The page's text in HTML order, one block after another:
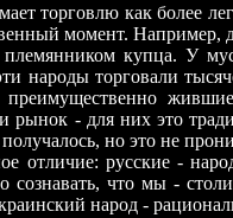
торговлю как более
момент. Например,
купца. У
народы торговали
рынок - для них это
но это не
русские -
сознавать, что мы -
народ -